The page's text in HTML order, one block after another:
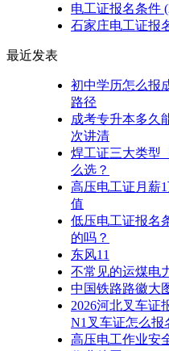
电工证报名条件
石家庄电工证报
最近发表
初中学历怎么报
路径
成考专升本多久
次讲清
焊工证三大类型
么选？
高压电工证月薪
值
低压电工证报名
的吗？
东风11
不常见的运煤电
中国铁路路徽大
2026河北叉车证
N1叉车证怎么报
高压电工作业安